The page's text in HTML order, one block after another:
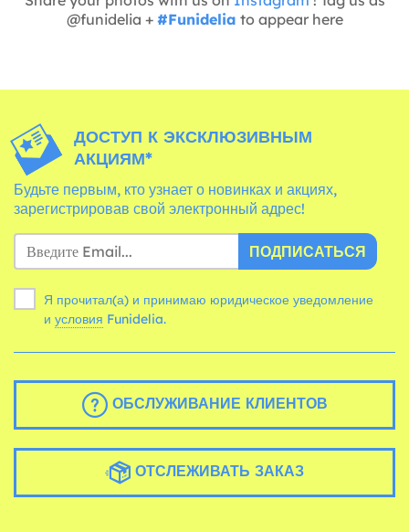
@funidelia + #Funidelia to appear here
ДОСТУП К ЭКСКЛЮЗИВНЫМ
АКЦИЯМ*
Будьте первым, кто узнает о новинках и акциях,
зарегистрировав свой электронный адрес!
ПОДПИСАТЬСЯ
Я прочитал(а) и принимаю юридическое уведомление
и условия Funidelia.
ОБСЛУЖИВАНИЕ КЛИЕНТОВ
ОТСЛЕЖИВАТЬ ЗАКАЗ